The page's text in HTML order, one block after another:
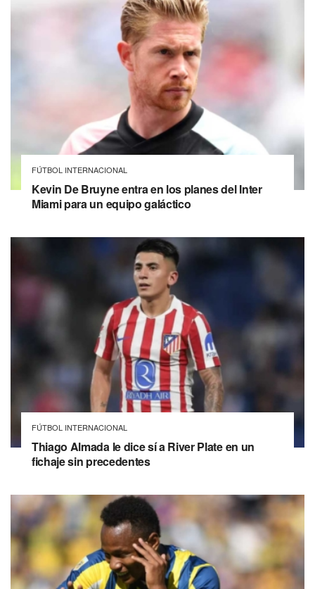
FÚTBOL INTERNACIONAL
Kevin De Bruyne entra en los planes del Inter
Miami para un equipo galáctico
FÚTBOL INTERNACIONAL
Thiago Almada le dice sí a River Plate en un
fichaje sin precedentes